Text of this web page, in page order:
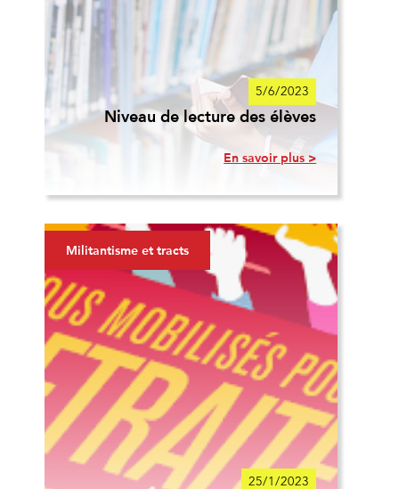
5/6/2023
Niveau de lecture des élèves
En savoir plus >
Militantisme et tracts
25/1/2023